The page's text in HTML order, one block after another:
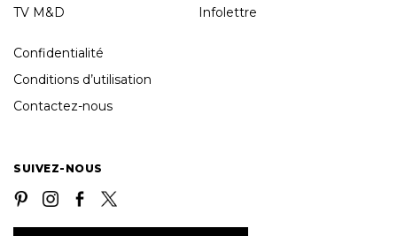
TV M&D
Infolettre
Confidentialité
Conditions d’utilisation
Contactez-nous
SUIVEZ-NOUS